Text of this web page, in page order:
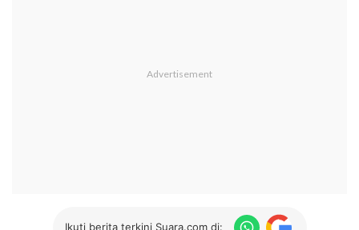
Ikuti berita terkini Suara.com di: